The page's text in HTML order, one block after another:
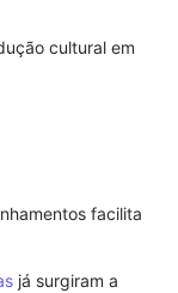
cultural em
facilita
já surgiram a